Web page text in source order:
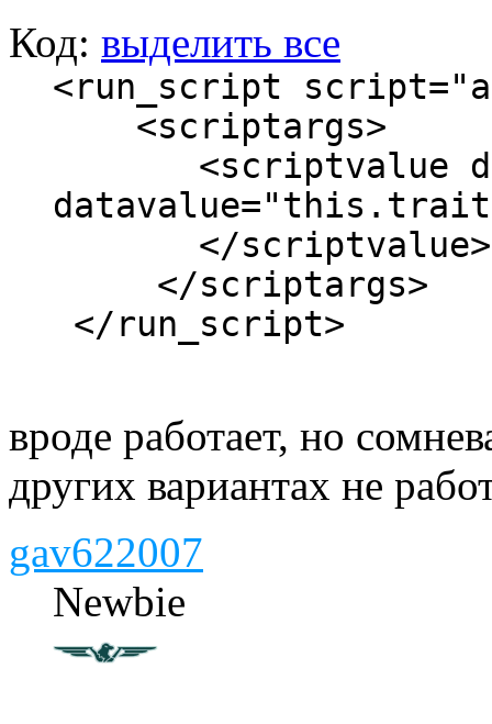
Код: выделить все
<run_script
<scriptargs>
<scriptvalue
</scriptvalue>
</scriptargs>
</run_script>
вроде работает, но
других вариантах не
gav622007
Newbie